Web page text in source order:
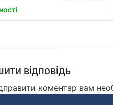
відповідь
коментар вам